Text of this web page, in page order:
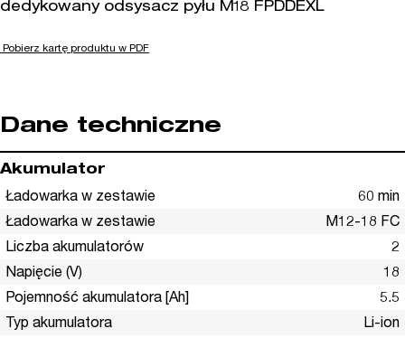
dedykowany odsysacz pyłu M18 FPDDEXL
Pobierz kartę produktu w PDF
Dane techniczne
Akumulator
Ładowarka w zestawie
60 min
Ładowarka w zestawie
M12-18 FC
Liczba akumulatorów
2
Napięcie (V)
18
Pojemność akumulatora [Ah]
5.5
Typ akumulatora
Li-ion